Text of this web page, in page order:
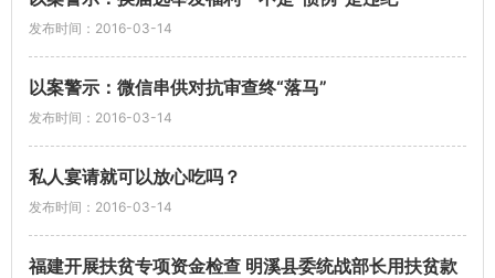
发布时间：2016-03-14
以案警示：微信串供对抗审查终“落马”
发布时间：2016-03-14
私人宴请就可以放心吃吗？
发布时间：2016-03-14
福建开展扶贫专项资金检查 明溪县委统战部长用扶贫款